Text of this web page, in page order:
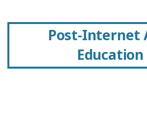
Post-Internet
Education